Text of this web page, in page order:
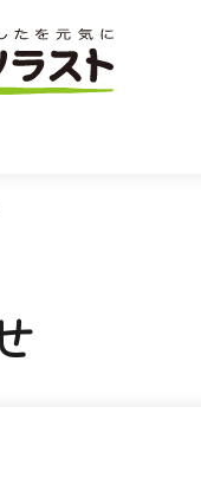
ビスについて